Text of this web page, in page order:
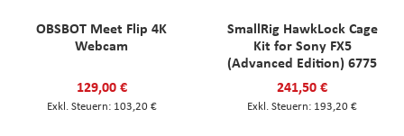
OBSBOT Meet Flip 4K
Webcam
129,00 €
103,20 €
SmallRig HawkLock Cage
Kit for Sony FX5
(Advanced Edition) 6775
241,50 €
193,20 €